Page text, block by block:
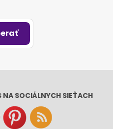
NA SOCIÁLNYCH SIEŤACH